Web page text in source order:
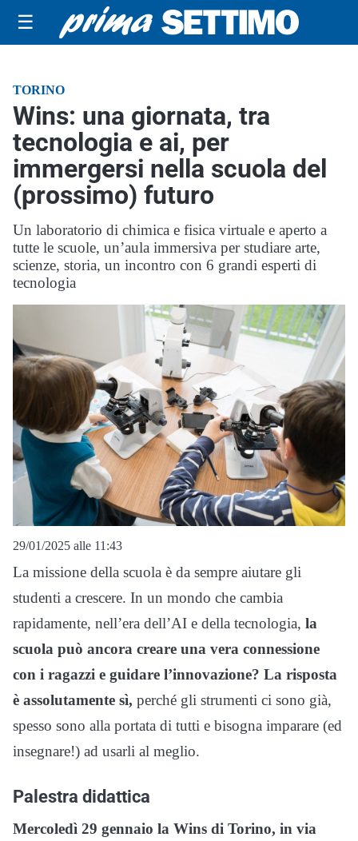
☰
TORINO
Wins: una giornata, tra
tecnologia e ai, per
immergersi nella scuola del
(prossimo) futuro
Un laboratorio di chimica e fisica virtuale e aperto a
tutte le scuole, un’aula immersiva per studiare arte,
scienze, storia, un incontro con 6 grandi esperti di
tecnologia
29/01/2025 alle 11:43
La missione della scuola è da sempre aiutare gli
studenti a crescere. In un mondo che cambia
rapidamente, nell’era dell’AI e della tecnologia, la
scuola può ancora creare una vera connessione
con i ragazzi e guidare l’innovazione? La risposta
è assolutamente sì, perché gli strumenti ci sono già,
spesso sono alla portata di tutti e bisogna imparare (ed
insegnare!) ad usarli al meglio.
Palestra didattica
Mercoledì 29 gennaio la Wins di Torino, in via